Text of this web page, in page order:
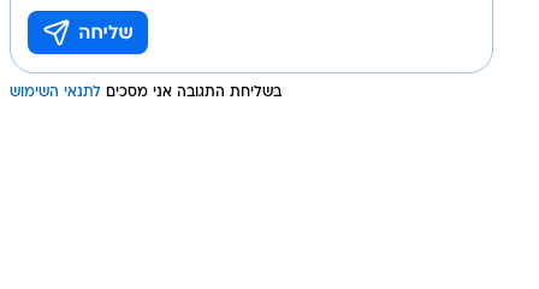
בשליחת התגובה אני מסכים לתנאי השימוש